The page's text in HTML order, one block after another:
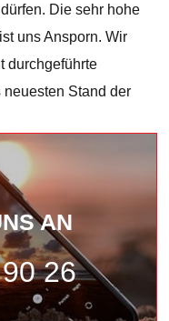
Die sehr hohe
uns Ansporn. Wir
durchgeführte
Stand der
AN
26